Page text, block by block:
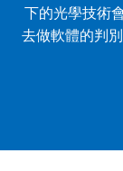
下的光學技術
去做軟體的判